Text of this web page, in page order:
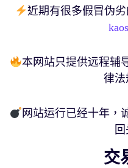
近期有很多假冒伪
本网站只提供远程辅
律法
网站运行已经十年，
交